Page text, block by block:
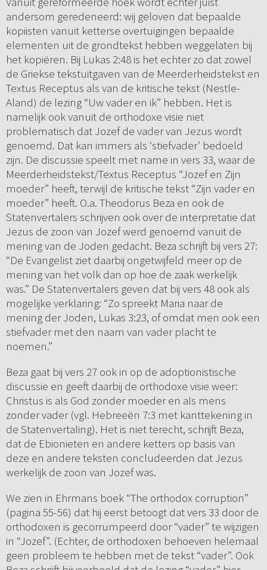
andersom geredeneerd: wij geloven dat bepaalde
kopiisten vanuit ketterse overtuigingen bepaalde
elementen uit de grondtekst hebben weggelaten bij
het kopiëren. Bij Lukas 2:48 is het echter zo dat zowel
de Griekse tekstuitgaven van de Meerderheidstekst en
Textus Receptus als van de kritische tekst (Nestle-
Aland) de lezing “Uw vader en ik” hebben. Het is
namelijk ook vanuit de orthodoxe visie niet
problematisch dat Jozef de vader van Jezus wordt
genoemd. Dat kan immers als ‘stiefvader’ bedoeld
zijn. De discussie speelt met name in vers 33, waar de
Meerderheidstekst/Textus Receptus “Jozef en Zijn
moeder” heeft, terwijl de kritische tekst “Zijn vader en
moeder” heeft. O.a. Theodorus Beza en ook de
Statenvertalers schrijven ook over de interpretatie dat
Jezus de zoon van Jozef werd genoemd vanuit de
mening van de Joden gedacht. Beza schrijft bij vers 27:
“De Evangelist ziet daarbij ongetwijfeld meer op de
mening van het volk dan op hoe de zaak werkelijk
was.” De Statenvertalers geven dat bij vers 48 ook als
mogelijke verklaring: “Zo spreekt Maria naar de
mening der Joden, Lukas 3:23, of omdat men ook een
stiefvader met den naam van vader placht te
noemen.”
Beza gaat bij vers 27 ook in op de adoptionistische
discussie en geeft daarbij de orthodoxe visie weer:
Christus is als God zonder moeder en als mens
zonder vader (vgl. Hebreeën 7:3 met kanttekening in
de Statenvertaling). Het is niet terecht, schrijft Beza,
dat de Ebionieten en andere ketters op basis van
deze en andere teksten concludeerden dat Jezus
werkelijk de zoon van Jozef was.
We zien in Ehrmans boek “The orthodox corruption”
(pagina 55-56) dat hij eerst betoogt dat vers 33 door de
orthodoxen is gecorrumpeerd door “vader” te wijzigen
in “Jozef”. (Echter, de orthodoxen behoeven helemaal
geen probleem te hebben met de tekst “vader”. Ook